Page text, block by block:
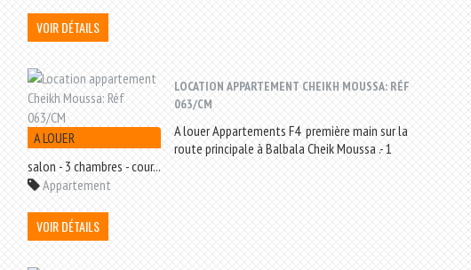
VOIR DÉTAILS
A LOUER
LOCATION APPARTEMENT CHEIKH MOUSSA: RÉF
063/CM
A louer Appartements F4 première main sur la
route principale à Balbala Cheik Moussa .- 1
salon - 3 chambres - cour...
Appartement
VOIR DÉTAILS